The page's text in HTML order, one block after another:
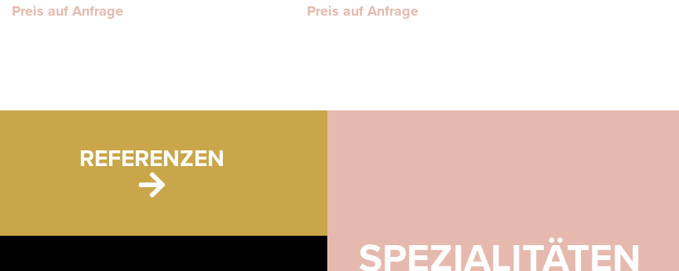
Preis auf Anfrage
Preis auf Anfrage
REFERENZEN
SPEZIALITÄTEN